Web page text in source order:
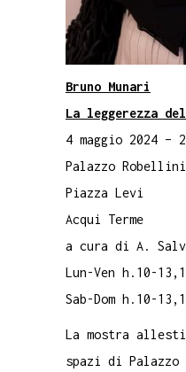
Bruno Munari
La leggerezza
4 maggio 2024 –
Palazzo Robellini
Piazza Levi
Acqui Terme
a cura di A.
Lun-Ven h.10-
Sab-Dom h.10-
La mostra
spazi di